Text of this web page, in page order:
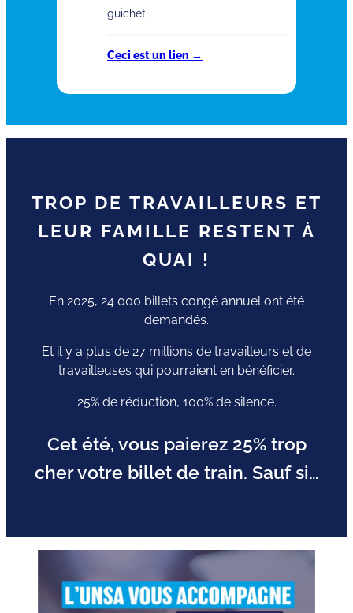
guichet.
Ceci est un lien →
TROP DE TRAVAILLEURS ET
LEUR FAMILLE RESTENT À
QUAI !
En 2025, 24 000 billets congé annuel ont été
demandés.
Et il y a plus de 27 millions de travailleurs et de
travailleuses qui pourraient en bénéficier.
25% de réduction, 100% de silence.
Cet été, vous paierez 25% trop
cher votre billet de train. Sauf si…